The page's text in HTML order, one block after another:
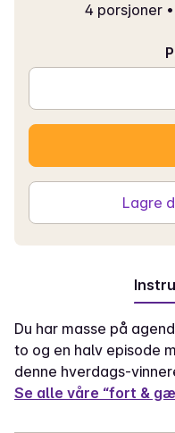
4 porsjoner •
Lagre
Du har masse på
to og en halv episode
denne hverdags-
Se alle våre “fort &